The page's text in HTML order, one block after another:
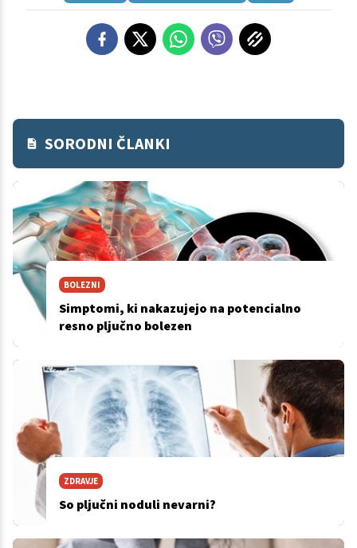
SORODNI ČLANKI
BOLEZNI
Simptomi, ki nakazujejo na potencialno
resno pljučno bolezen
ZDRAVJE
So pljučni noduli nevarni?